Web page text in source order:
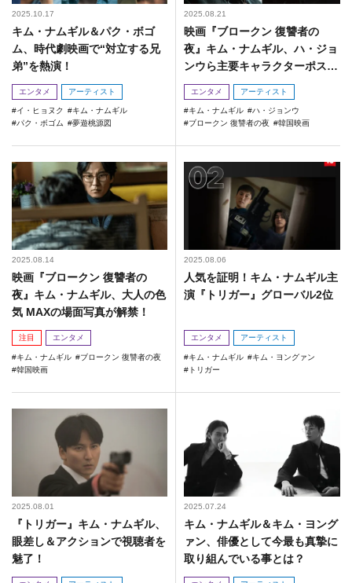
2025.10.17
キム・ナムギル＆パク・ボゴ
ム、時代劇映画で“対立する兄
弟”を熱演！
エンタメ アーティスト
イ・ヒョヌク
キム・ナムギル
パク・ボゴム
夢遊桃源図
2025.08.21
映画『ブロークン 復讐者の
夜』キム・ナムギル、ハ・ジョ
ンウら主要キャラクターポスタ
ー&紹介が到着！
エンタメ アーティスト
キム・ナムギル
ハ・ジョンウ
ブロークン 復讐者の夜
韓国映画
2025.08.14
映画『ブロークン 復讐者の
夜』キム・ナムギル、大人の色
気 MAXの場面写真が解禁！
注目 エンタメ
キム・ナムギル
ブロークン 復讐者の夜
韓国映画
2025.08.06
人気を証明！キム・ナムギル主
演『トリガー』グローバル2位
エンタメ アーティスト
キム・ナムギル
キム・ヨングァン
トリガー
2025.08.01
『トリガー』キム・ナムギル、
眼差し＆アクションで視聴者を
魅了！
2025.07.24
キム・ナムギル＆キム・ヨング
ァン、俳優として今最も真摯に
取り組んでいる事とは？